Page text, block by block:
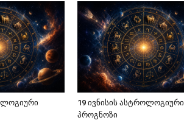
19 ივნისის ასტროლოგიური
პროგნოზი